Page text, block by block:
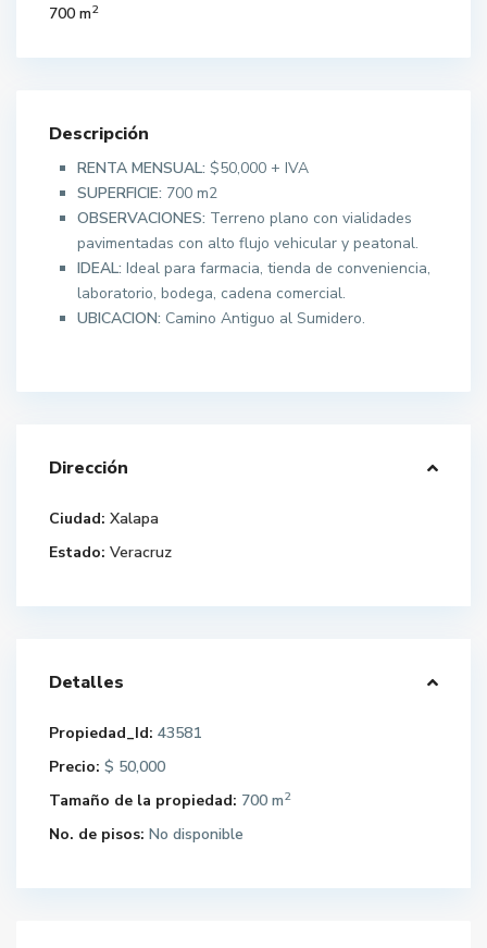
700 m2
Descripción
RENTA MENSUAL: $50,000 + IVA
SUPERFICIE: 700 m2
OBSERVACIONES: Terreno plano con vialidades
pavimentadas con alto flujo vehicular y peatonal.
IDEAL: Ideal para farmacia, tienda de conveniencia,
laboratorio, bodega, cadena comercial.
UBICACION: Camino Antiguo al Sumidero.
Dirección
Ciudad: Xalapa
Estado: Veracruz
Detalles
Propiedad_Id: 43581
Precio: $ 50,000
Tamaño de la propiedad: 700 m2
No. de pisos: No disponible